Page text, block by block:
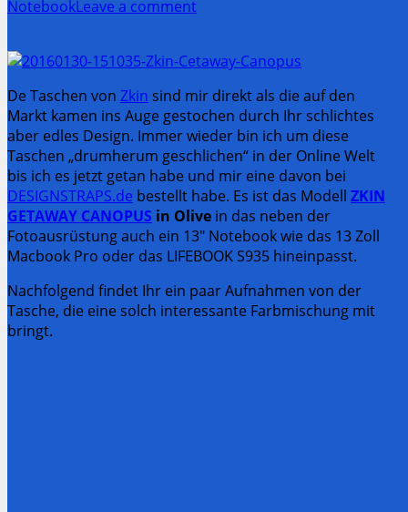
NotebookLeave a comment
De Taschen von Zkin sind mir direkt als die auf den
Markt kamen ins Auge gestochen durch Ihr schlichtes
aber edles Design. Immer wieder bin ich um diese
Taschen „drumherum geschlichen“ in der Online Welt
bis ich es jetzt getan habe und mir eine davon bei
DESIGNSTRAPS.de bestellt habe. Es ist das Modell ZKIN
GETAWAY CANOPUS in Olive in das neben der
Fotoausrüstung auch ein 13″ Notebook wie das 13 Zoll
Macbook Pro oder das LIFEBOOK S935 hineinpasst.
Nachfolgend findet Ihr ein paar Aufnahmen von der
Tasche, die eine solch interessante Farbmischung mit
bringt.